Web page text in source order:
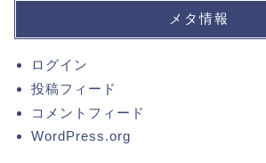
メタ情報
ログイン
投稿フィード
コメントフィード
WordPress.org